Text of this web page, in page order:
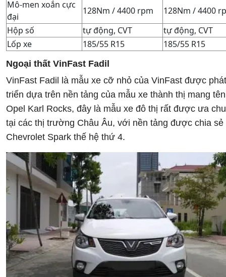
Mô-men xoắn cực
đại
128Nm / 4400 rpm
128Nm / 4400
Hộp số
tự động, CVT
tự động, CVT
Lốp xe
185/55 R15 185/55 R15
Ngoại thất VinFast Fadil
VinFast Fadil là mẫu xe cỡ nhỏ của VinFast được phát
triển dựa trên nền tảng của mẫu xe thành thị mang tên
Opel Karl Rocks, đây là mẫu xe đô thị rất được ưa
tại các thị trường Châu Âu, với nền tảng được chia sẻ
Chevrolet Spark thế hệ thứ 4.